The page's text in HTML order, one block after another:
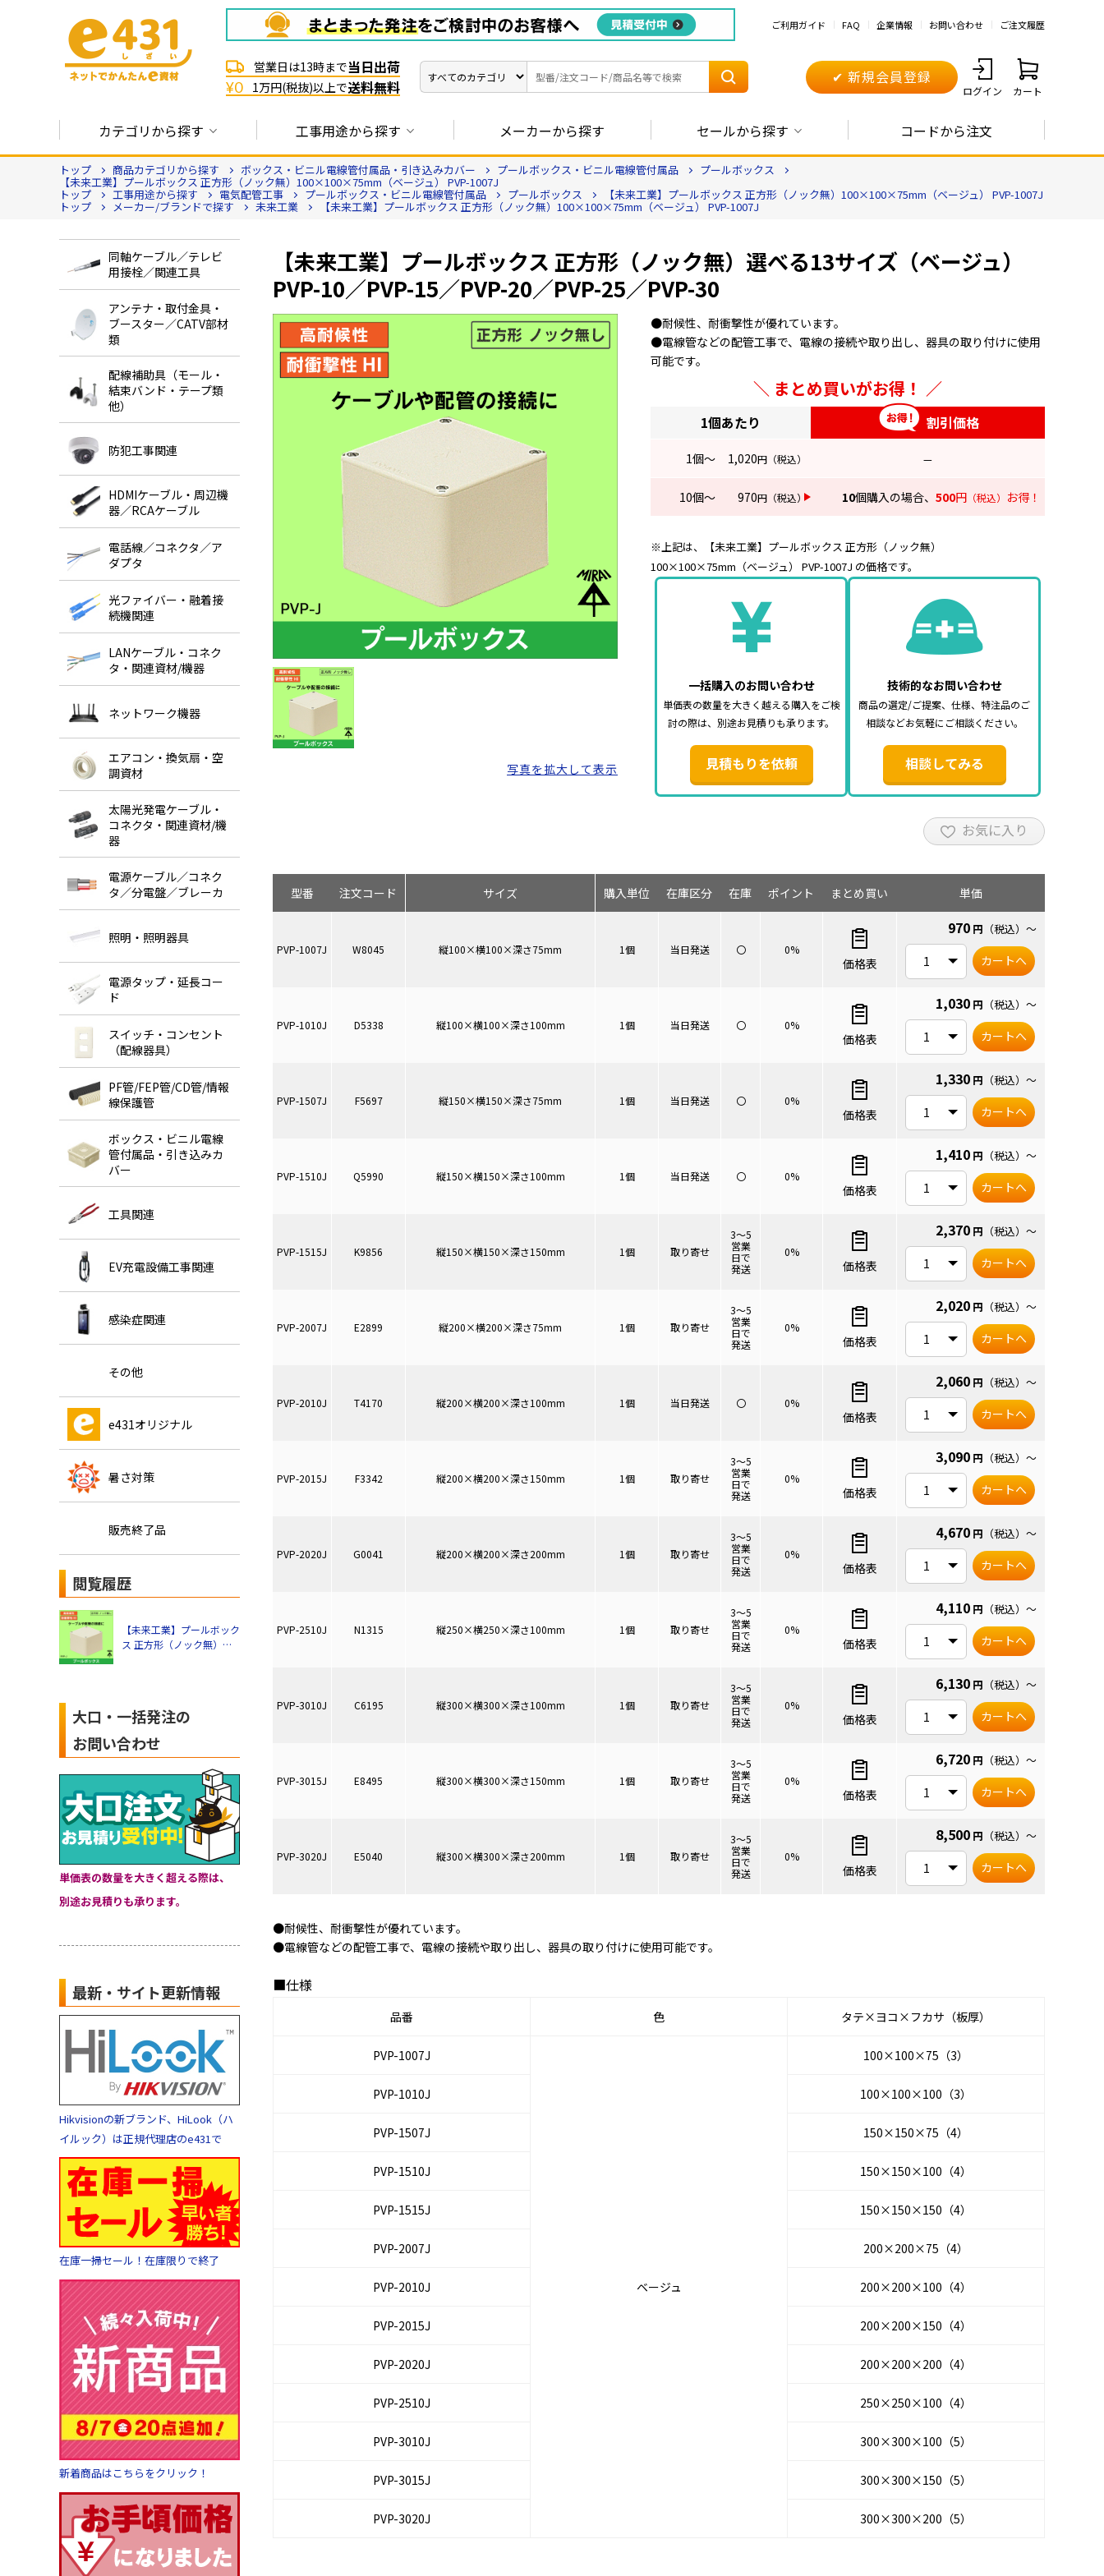
ご利用ガイド FAQ 企業情報 お問い合わせ ご注文履歴
営業日は13時まで当日出荷
¥0 1万円(税抜)以上で送料無料
✔ 新規会員登録
ログイン カート
カテゴリから探す 工事用途から探す メーカーから探す セールから探す コードから注文
トップ 商品カテゴリから探す ボックス・ビニル電線管付属品・引き込みカバー プールボックス・ビニル電線管付属品 プールボックス
【未来工業】プールボックス 正方形（ノック無）100×100×75mm（ベージュ） PVP-1007J
トップ 工事用途から探す 電気配管工事 プールボックス・ビニル電線管付属品 プールボックス 【未来工業】プールボックス 正方形（ノック無）100×100×75mm（ベージュ） PVP-1007J
トップ メーカー/ブランドで探す 未来工業 【未来工業】プールボックス 正方形（ノック無）100×100×75mm（ベージュ） PVP-1007J
同軸ケーブル／テレビ
用接栓／関連工具
アンテナ・取付金具・
ブースター／CATV部材
類
配線補助具（モール・
結束バンド・テープ類
他）
防犯工事関連
HDMIケーブル・周辺機
器／RCAケーブル
電話線／コネクタ／ア
ダプタ
光ファイバー・融着接
続機関連
LANケーブル・コネク
タ・関連資材/機器
ネットワーク機器
エアコン・換気扇・空
調資材
太陽光発電ケーブル・
コネクタ・関連資材/機
器
電源ケーブル／コネク
タ／分電盤／ブレーカ
照明・照明器具
電源タップ・延長コー
ド
スイッチ・コンセント
（配線器具）
PF管/FEP管/CD管/情報
線保護管
ボックス・ビニル電線
管付属品・引き込みカ
バー
工具関連
EV充電設備工事関連
感染症関連
その他
e431オリジナル
暑さ対策
販売終了品
閲覧履歴
【未来工業】プールボック
ス 正方形（ノック無）
大口・一括発注の
お問い合わせ
単価表の数量を大きく超える際は、
別途お見積りも承ります。
最新・サイト更新情報
Hikvisionの新ブランド、HiLook（ハ
イルック）は正規代理店のe431で
在庫一掃セール！在庫限りで終了
新着商品はこちらをクリック！
【未来工業】プールボックス 正方形（ノック無）選べる13サイズ（ベージュ）
PVP-10／PVP-15／PVP-20／PVP-25／PVP-30
●耐候性、耐衝撃性が優れています。
●電線管などの配管工事で、電線の接続や取り出し、器具の取り付けに使用
可能です。
まとめ買いがお得！
1個あたり 割引価格
1個～ 1,020円 （税込） —
10個～ 970円 （税込） 10個購入の場合、 500円 （税込） お得！
※上記は、【未来工業】プールボックス 正方形（ノック無）
100×100×75mm（ベージュ） PVP-1007J の価格です。
一括購入のお問い合わせ
単価表の数量を大きく越える購入をご検
討の際は、別途お見積りも承ります。
見積もりを依頼
技術的なお問い合わせ
商品の選定/ご提案、仕様、特注品のご
相談などお気軽にご相談ください。
相談してみる
お気に入り
写真を拡大して表示
型番 注文コード
PVP-1007J W8045
PVP-1010J D5338
PVP-1507J F5697
PVP-1510J Q5990
PVP-1515J K9856
PVP-2007J E2899
PVP-2010J T4170
PVP-2015J F3342
PVP-2020J G0041
PVP-2510J N1315
PVP-3010J C6195
PVP-3015J E8495
PVP-3020J E5040
サイズ
縦100×横100×深さ75mm
縦100×横100×深さ100mm
縦150×横150×深さ75mm
縦150×横150×深さ100mm
縦150×横150×深さ150mm
縦200×横200×深さ75mm
縦200×横200×深さ100mm
縦200×横200×深さ150mm
縦200×横200×深さ200mm
縦250×横250×深さ100mm
縦300×横300×深さ100mm
縦300×横300×深さ150mm
縦300×横300×深さ200mm
購入単位 在庫区分 在庫 ポイント まとめ買い 単価
1個 当日発送 〇 0%
価格表
970 円 （税込） ～
カートへ
1個 当日発送 〇 0%
価格表
1,030 円 （税込） ～
カートへ
1個 当日発送 〇 0%
価格表
1,330 円 （税込） ～
カートへ
1個 当日発送 〇 0%
価格表
1,410 円 （税込） ～
カートへ
1個 取り寄せ
3～5
営業
日で
発送
0%
価格表
2,370 円 （税込） ～
カートへ
1個 取り寄せ
3～5
営業
日で
発送
0%
価格表
2,020 円 （税込） ～
カートへ
1個 当日発送 〇 0%
価格表
2,060 円 （税込） ～
カートへ
1個 取り寄せ
3～5
営業
日で
発送
0%
価格表
3,090 円 （税込） ～
カートへ
1個 取り寄せ
3～5
営業
日で
発送
0%
価格表
4,670 円 （税込） ～
カートへ
1個 取り寄せ
3～5
営業
日で
発送
0%
価格表
4,110 円 （税込） ～
カートへ
1個 取り寄せ
3～5
営業
日で
発送
0%
価格表
6,130 円 （税込） ～
カートへ
1個 取り寄せ
3～5
営業
日で
発送
0%
価格表
6,720 円 （税込） ～
カートへ
1個 取り寄せ
3～5
営業
日で
発送
0%
価格表
8,500 円 （税込） ～
カートへ
●耐候性、耐衝撃性が優れています。
●電線管などの配管工事で、電線の接続や取り出し、器具の取り付けに使用可能です。
■仕様
品番 色 タテ×ヨコ×フカサ（板厚）
PVP-1007J
ベージュ
100×100×75（3）
PVP-1010J 100×100×100（3）
PVP-1507J 150×150×75（4）
PVP-1510J 150×150×100（4）
PVP-1515J 150×150×150（4）
PVP-2007J 200×200×75（4）
PVP-2010J 200×200×100（4）
PVP-2015J 200×200×150（4）
PVP-2020J 200×200×200（4）
PVP-2510J 250×250×100（4）
PVP-3010J 300×300×100（5）
PVP-3015J 300×300×150（5）
PVP-3020J 300×300×200（5）